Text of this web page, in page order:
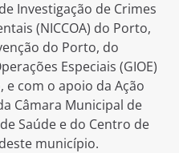
Investigação de Crimes
(NICCOA) do Porto,
do Porto, do
Especiais (GIOE)
e com o apoio da Ação
Câmara Municipal de
Saúde e do Centro de
município.